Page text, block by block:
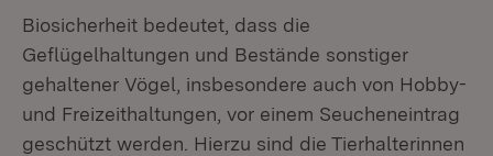
Biosicherheit bedeutet, dass die
Geflügelhaltungen und Bestände sonstiger
gehaltener Vögel, insbesondere auch von Hobby-
und Freizeithaltungen, vor einem Seucheneintrag
geschützt werden. Hierzu sind die Tierhalterinnen